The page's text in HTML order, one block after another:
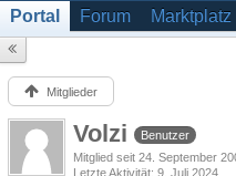
Portal Forum Marktplatz
Mitglieder
Volzi
Benutzer
Mitglied seit 24. September
Letzte Aktivität 9. Juli 2024